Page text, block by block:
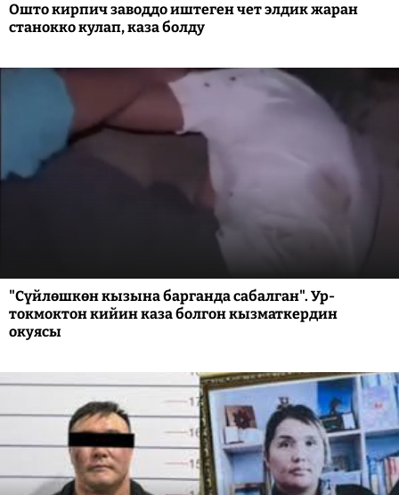
Ошто кирпич заводдо иштеген чет элдик жаран
станокко кулап, каза болду
"Сүйлөшкөн кызына барганда сабалган". Ур-
токмоктон кийин каза болгон кызматкердин
окуясы